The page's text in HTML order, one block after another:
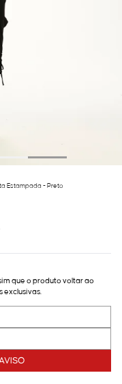
Estampada - Preto
que o produto voltar ao
exclusivas.